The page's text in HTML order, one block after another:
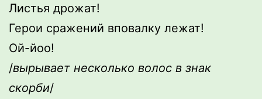
Листья дрожат!
Герои сражений вповалку лежат!
Ой-йоо!
/вырывает несколько волос в знак
скорби/